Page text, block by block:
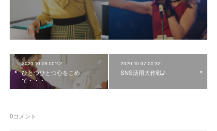
2020.10.09 00:42
ひとつひとつ心をこめ
て・・・
2020.10.07 00:32
SNS活用大作戦♪
0コメント